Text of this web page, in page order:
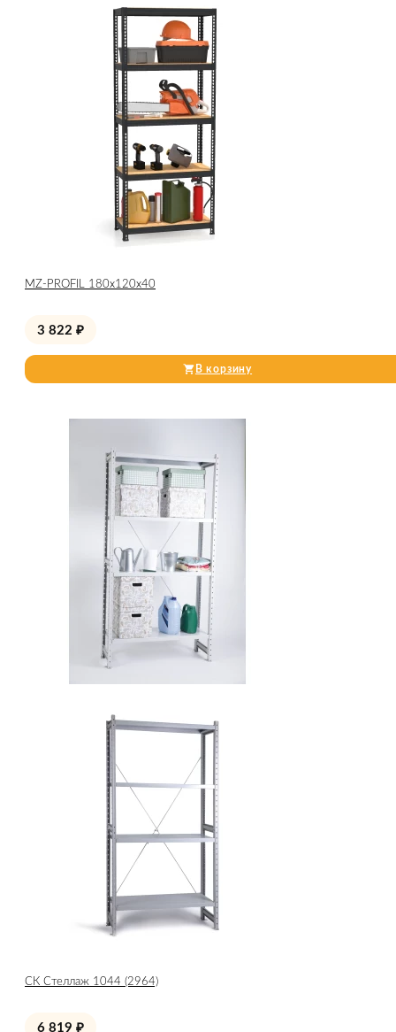
МZ-PROFIL 180х120х40
3 822 ₽
В корзину
СК Стеллаж 1044 (2964)
6 819 ₽